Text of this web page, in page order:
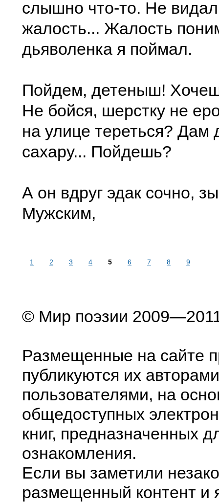
слышно что-то. Не
жалость... Жалость
дьяволенка я поймал.
Пойдем, детеныш!
Не бойся, шерстку не
на улице тереться? Дам
сахару... Пойдешь?
А он вдруг эдак сочно,
Мужским,
1 2 3 4 5 6 7 8 9
© Мир поэзии
Размещенные на сайте
публикуются их
пользователями, на
общедоступных
книг, предназначенных
ознакомления.
Если вы заметили
размещенный контент и